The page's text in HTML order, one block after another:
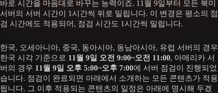
바로 시간을 마음대로 바꾸는 능력이죠. 11월 9일부터 모든 북미
서버의 서버 시간이 1시간씩 뒤로 밀립니다. 이 변경은 평소의 점
검 시간에도 적용되어, 점검 시간도 1시간씩 밀립니다.
한국, 오세아니아, 중국, 동아시아, 동남아시아, 유럽 서버의 경우
한국 시각 기준으로 11월 9일 오전 9:00~오전 11:00, 아메리카 서
버의 경우 11월 9일 오후 5:00~오후 7:00에 서버 점검이 진행되었
습니다. 점검이 완료되면 아래에서 소개하는 모든 콘텐츠가 적용
됩니다. 그 이후 적용되는 콘텐츠의 일정은 아래에 명시해 두겠